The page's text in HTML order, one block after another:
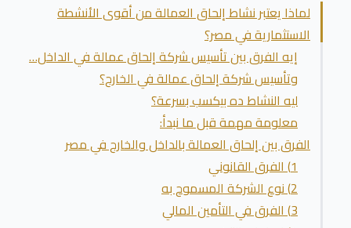
لماذا يعتبر نشاط إلحاق العمالة من أقوى الأنشطة
الاستثمارية في مصر؟
إيه الفرق بين تأسيس شركة إلحاق عمالة في الداخل…
وتأسيس شركة إلحاق عمالة في الخارج؟
ليه النشاط ده بيكسب بسرعة؟
معلومة مهمة قبل ما نبدأ:
الفرق بين إلحاق العمالة بالداخل والخارج في مصر
1) الفرق القانوني
2) نوع الشركة المسموح به
3) الفرق في التأمين المالي